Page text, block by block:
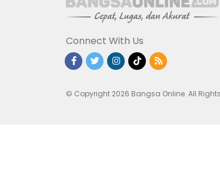
Connect With Us
© Copyright 2026 Bangsa Online. All